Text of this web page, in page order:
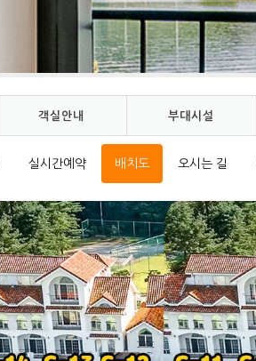
객실안내 부대시설
실시간예약 배치도 오시는 길